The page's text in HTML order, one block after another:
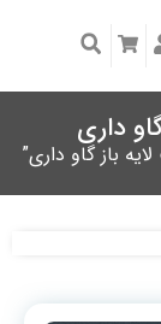
داری
باز گاو داری”